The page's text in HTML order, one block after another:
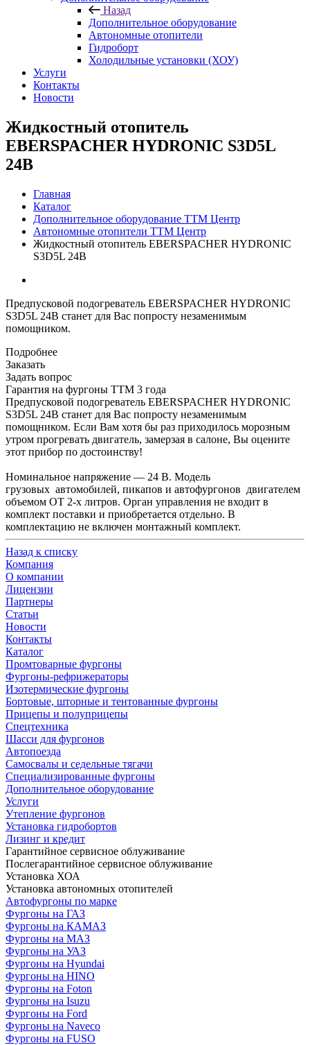
Назад
Дополнительное оборудование
Автономные отопители
Гидроборт
Холодильные установки (ХОУ)
Услуги
Контакты
Новости
Жидкостный отопитель
EBERSPACHER HYDRONIC S3D5L
24В
Главная
Каталог
Дополнительное оборудование ТТМ Центр
Автономные отопители ТТМ Центр
Жидкостный отопитель EBERSPACHER HYDRONIC
S3D5L 24В
Предпусковой подогреватель EBERSPACHER HYDRONIC
S3D5L 24В станет для Вас попросту незаменимым
помощником.
Подробнее
Заказать
Задать вопрос
Гарантия на фургоны ТТМ 3 года
Предпусковой подогреватель EBERSPACHER HYDRONIC
S3D5L 24В станет для Вас попросту незаменимым
помощником. Если Вам хотя бы раз приходилось морозным
утром прогревать двигатель, замерзая в салоне, Вы оцените
этот прибор по достоинству!
Номинальное напряжение — 24 В. Модель
грузовых автомобилей, пикапов и автофургонов двигателем
объемом ОТ 2-х литров. Орган управления не входит в
комплект поставки и приобретается отдельно. В
комплектацию не включен монтажный комплект.
Назад к списку
Компания
О компании
Лицензии
Партнеры
Статьи
Новости
Контакты
Каталог
Промтоварные фургоны
Фургоны-рефрижераторы
Изотермические фургоны
Бортовые, шторные и тентованные фургоны
Прицепы и полуприцепы
Спецтехника
Шасси для фургонов
Автопоезда
Самосвалы и седельные тягачи
Специализированные фургоны
Дополнительное оборудование
Услуги
Утепление фургонов
Установка гидробортов
Лизинг и кредит
Гарантийное сервисное облуживание
Послегарантийное сервисное облуживание
Установка ХОА
Установка автономных отопителей
Автофургоны по марке
Фургоны на ГАЗ
Фургоны на КАМАЗ
Фургоны на МАЗ
Фургоны на УАЗ
Фургоны на Hyundai
Фургоны на HINO
Фургоны на Foton
Фургоны на Isuzu
Фургоны на Ford
Фургоны на Naveco
Фургоны на FUSO